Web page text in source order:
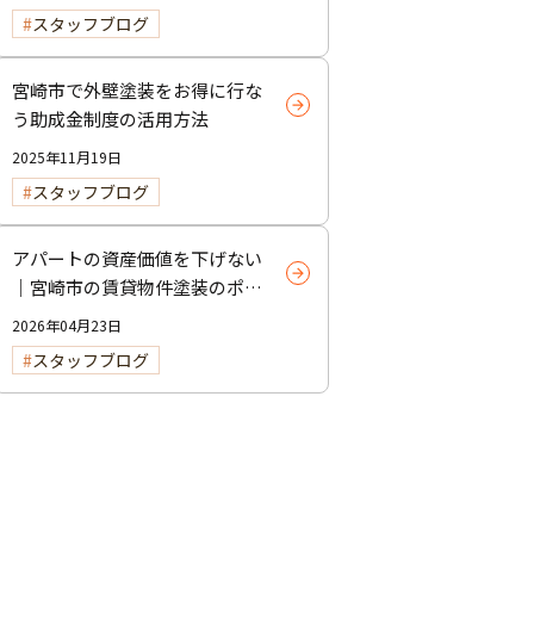
スタッフブログ
宮崎市で外壁塗装をお得に行な
う助成金制度の活用方法
2025年11月19日
スタッフブログ
アパートの資産価値を下げない
｜宮崎市の賃貸物件塗装のポイ
ント
2026年04月23日
スタッフブログ